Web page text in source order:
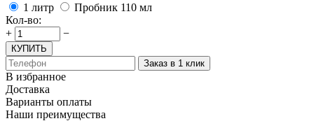
1 литр
Пробник 110 мл
Кол-во:
+
−
КУПИТЬ
Заказ в 1 клик
В избранное
Доставка
Варианты оплаты
Наши преимущества